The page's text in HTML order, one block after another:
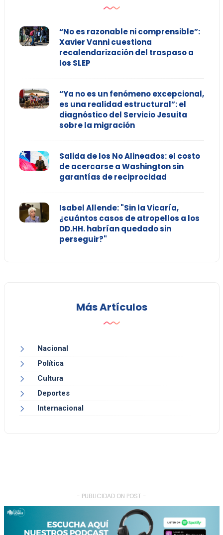
“No es razonable ni comprensible”:
Xavier Vanni cuestiona
recalendarización del traspaso a
los SLEP
“Ya no es un fenómeno excepcional,
es una realidad estructural”: el
diagnóstico del Servicio Jesuita
sobre la migración
Salida de los No Alineados: el costo
de acercarse a Washington sin
garantías de reciprocidad
Isabel Allende: "Sin la Vicaría,
¿cuántos casos de atropellos a los
DD.HH. habrían quedado sin
perseguir?"
Más Artículos
Nacional
Política
Cultura
Deportes
Internacional
- PUBLICIDAD ON POST -